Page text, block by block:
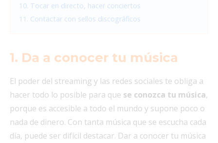
10. Tocar en directo, hacer conciertos
11. Contactar con sellos discográficos
1. Da a conocer tu música
El poder del streaming y las redes sociales te obliga a
hacer todo lo posible para que se conozca tu música,
porque es accesible a todo el mundo y supone poco o
nada de dinero. Con tanta música que se escucha cada
día, puede ser difícil destacar. Dar a conocer tu música